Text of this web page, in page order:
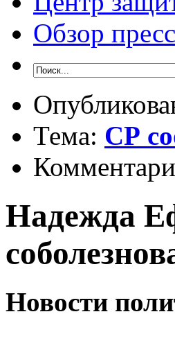
Обзор
Тема: СР
Надежда
Новости